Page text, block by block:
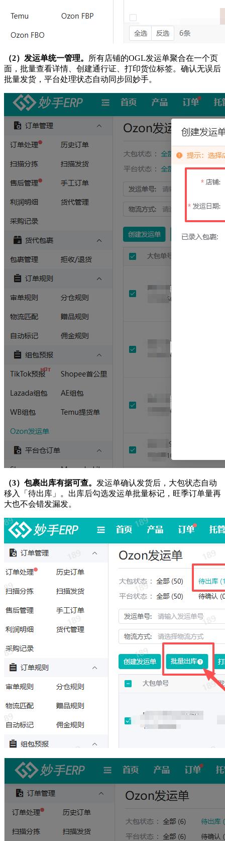
（2）发运单统一管理。
所有店铺的OGL发运单聚合在一个页
面，批量查看详情、创建通行证、打印货位标签。确认无误后
批量发货，平台处理状态自动同步回妙手。
（3）包裹出库有据可查。 发运单确认发货后，大包状态自动
移入「待出库」。出库后勾选发运单批量标记，旺季订单量再
大也不会错发漏发。